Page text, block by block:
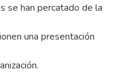
se han percatado de la
una presentación